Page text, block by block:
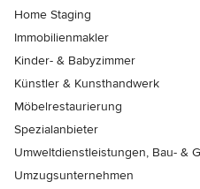
Home Staging
Immobilienmakler
Kinder- & Babyzimmer
Künstler & Kunsthandwerk
Möbelrestaurierung
Spezialanbieter
Umweltdienstleistungen, Bau- &
Umzugsunternehmen